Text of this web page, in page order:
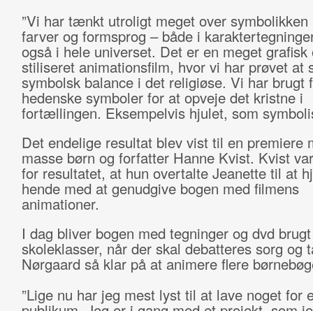
”Vi har tænkt utroligt meget over symbolikken
farver og formsprog – både i
også i hele universet. Det er en meget grafisk
stiliseret animationsfilm, hvor vi har prøvet at
symbolsk balance i det religiøse. Vi har brugt
hedenske symboler for at opveje det kristne i
fortællingen. Eksempelvis hjulet, som
Det endelige resultat blev vist til en premiere
masse børn og forfatter Hanne Kvist. Kvist
for resultatet, at hun overtalte Jeanette til at
hende med at genudgive bogen med filmens
animationer.
I dag bliver bogen med tegninger og dvd
skoleklasser, når der skal debatteres sorg og
Nørgaard så klar på at animere flere
”Lige nu har jeg mest lyst til at lave noget for